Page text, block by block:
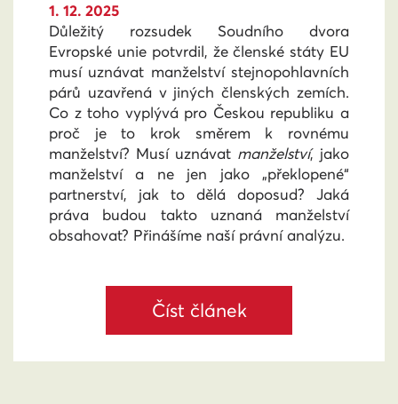
1. 12. 2025
Důležitý rozsudek Soudního dvora
Evropské unie potvrdil, že členské státy EU
musí uznávat manželství stejnopohlavních
párů uzavřená v jiných členských zemích.
Co z toho vyplývá pro Českou republiku a
proč je to krok směrem k rovnému
manželství? Musí uznávat manželství, jako
manželství a ne jen jako „překlopené“
partnerství, jak to dělá doposud? Jaká
práva budou takto uznaná manželství
obsahovat? Přinášíme naší právní analýzu.
Číst článek